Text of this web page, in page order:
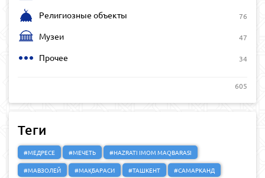
Религиозные объекты 76
Музеи 47
Прочее 34
605
Теги
#МЕДРЕСЕ #МЕЧЕТЬ
#HAZRATI IMOM MAQBARASI
#МАВЗОЛЕЙ
#МАҚБАРАСИ #ТАШКЕНТ
#САМАРКАНД